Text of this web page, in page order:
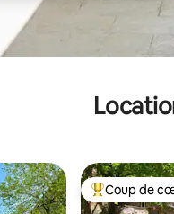
Coups de
Coup de